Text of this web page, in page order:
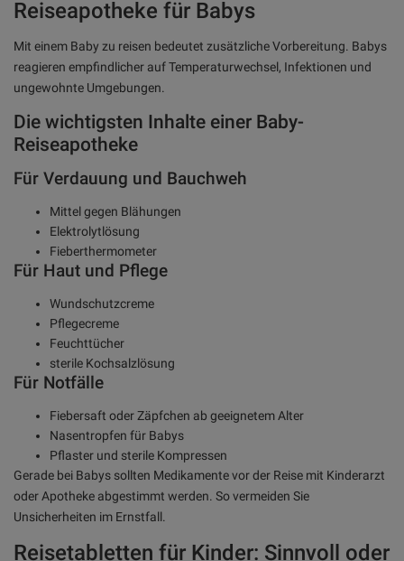
Reiseapotheke für Babys
Mit einem Baby zu reisen bedeutet zusätzliche Vorbereitung. Babys
reagieren empfindlicher auf Temperaturwechsel, Infektionen und
ungewohnte Umgebungen.
Die wichtigsten Inhalte einer Baby-
Reiseapotheke
Für Verdauung und Bauchweh
Mittel gegen Blähungen
Elektrolytlösung
Fieberthermometer
Für Haut und Pflege
Wundschutzcreme
Pflegecreme
Feuchttücher
sterile Kochsalzlösung
Für Notfälle
Fiebersaft oder Zäpfchen ab geeignetem Alter
Nasentropfen für Babys
Pflaster und sterile Kompressen
Gerade bei Babys sollten Medikamente vor der Reise mit Kinderarzt
oder Apotheke abgestimmt werden. So vermeiden Sie
Unsicherheiten im Ernstfall.
Reisetabletten für Kinder: Sinnvoll oder